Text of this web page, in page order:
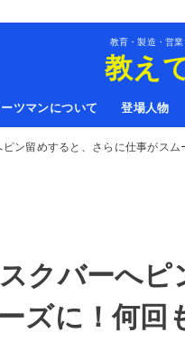
教育・製造・営
教え
ーツマンについて 登場人物
ン留めすると、さらに仕事がス
クバーへピ
ズに！何回